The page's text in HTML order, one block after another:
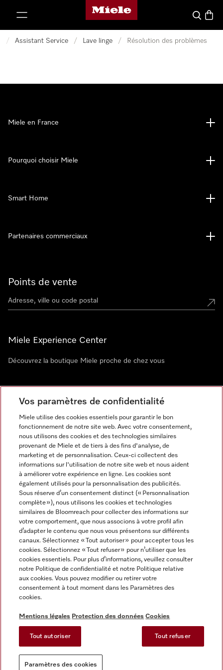
Page d'accueil Miele
Search
/ Assistant Service / Lave linge / Résolution des problèmes
Points de vente
Miele Experience Center
Découvrez la boutique Miele proche de chez vous
Newsletter
Miele en France
Pourquoi choisir Miele
Smart Home
Partenaires commerciaux
Mentions légales
CGV
Protection des données
Conditions d'utilisation
Reglement sur les services numeriques
Paramètres des cookies
Miele sur Instagram
Miele sur Facebook
Miele sur Youtube
Vos paramètres de confidentialité
Miele utilise des cookies essentiels pour garantir le bon
fonctionnement de notre site web. Avec votre consentement,
nous utilisons des cookies et des technologies similaires
provenant de Miele et de tiers à des fins d'analyse, de
marketing et de personnalisation. Ceux-ci collectent des
informations sur l'utilisation de notre site web et nous aident
à améliorer votre expérience en ligne. Les cookies sont
également utilisés pour la personnalisation des publicités.
Sous réserve d’un consentement distinct (« Personnalisation
complète »), nous utilisons les cookies et technologies
similaires de Bloomreach pour collecter des informations sur
votre comportement, que nous associons à votre profil afin
d’adapter le contenu que nous vous présentons sur différents
canaux. Sélectionnez « Tout autoriser » pour accepter tous les
cookies. Sélectionnez « Tout refuser » pour n’utiliser que les
cookies essentiels. Pour plus d’informations, veuillez consulter
notre Politique de confidentialité et notre Politique relative
aux cookies. Vous pouvez modifier ou retirer votre
consentement à tout moment dans les Paramètres des
cookies.
Mentions légales Protection des données Cookies
Tout autoriser Tout refuser
Paramètres des cookies